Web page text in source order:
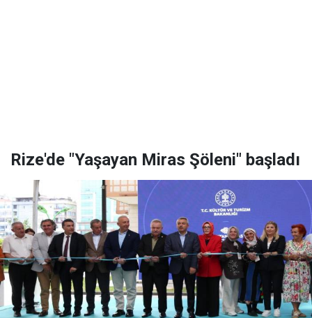
Rize'de "Yaşayan Miras Şöleni" başladı